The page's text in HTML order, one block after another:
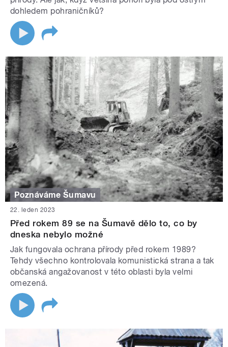
dohledem pohraničníků?
Poznáváme Šumavu
22. leden 2023
Před rokem 89 se na Šumavě dělo to, co by
dneska nebylo možné
Jak fungovala ochrana přírody před rokem 1989?
Tehdy všechno kontrolovala komunistická strana a tak
občanská angažovanost v této oblasti byla velmi
omezená.